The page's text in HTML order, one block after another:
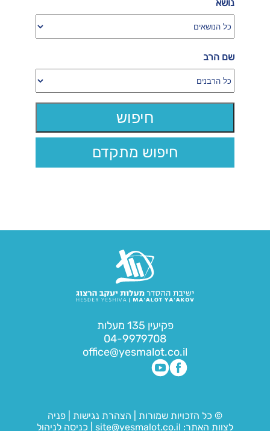
נושא
שם הרב
חיפוש מתקדם
פקיעין 135 מעלות
04-9979708
office@yesmalot.co.il
© כל הזכויות שמורות הצהרת נגישות
פניה
לצוות האתר: site@yesmalot.co.il כניסה לניהול